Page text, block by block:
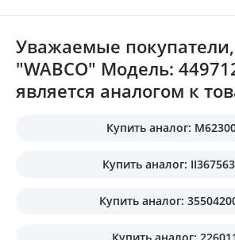
Уважаемые покупатели,
"WABCO" Модель:
является аналогом к
Купить аналог:
Купить аналог:
Купить аналог: